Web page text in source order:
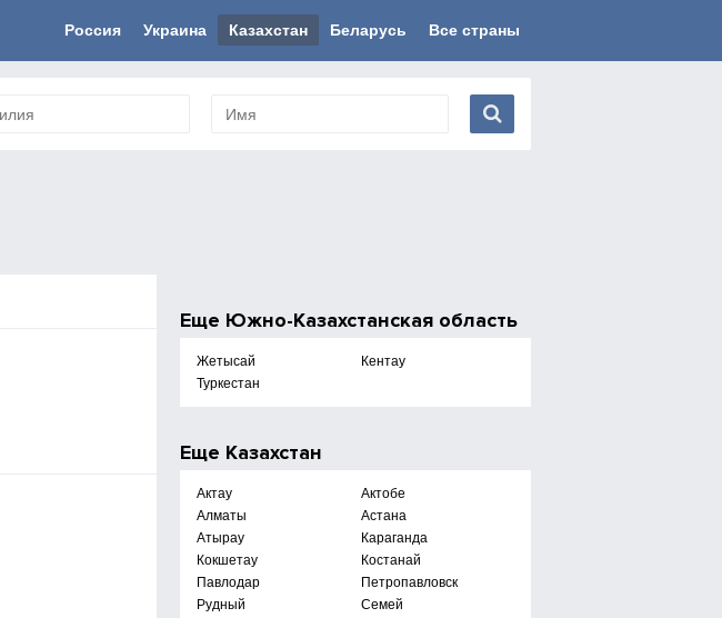
Россия Украина Казахстан Беларусь Все страны
Еще Южно-Казахстанская область
Жетысай
Кентау
Туркестан
Еще Казахстан
Актау
Актобе
Алматы
Астана
Атырау
Караганда
Кокшетау
Костанай
Павлодар
Петропавловск
Рудный
Семей